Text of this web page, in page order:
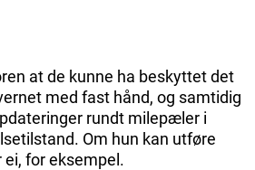
at de kunne ha beskyttet det
med fast hånd, og samtidig
rundt milepæler i
Om hun kan utføre
for eksempel.